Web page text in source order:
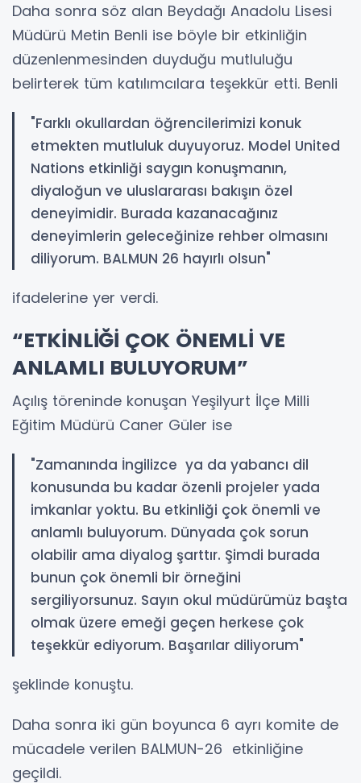
Daha sonra söz alan Beydağı Anadolu Lisesi
Müdürü Metin Benli ise böyle bir etkinliğin
düzenlenmesinden duyduğu mutluluğu
belirterek tüm katılımcılara teşekkür etti. Benli
"Farklı okullardan öğrencilerimizi konuk
etmekten mutluluk duyuyoruz. Model United
Nations etkinliği saygın konuşmanın,
diyaloğun ve uluslararası bakışın özel
deneyimidir. Burada kazanacağınız
deneyimlerin geleceğinize rehber olmasını
diliyorum. BALMUN 26 hayırlı olsun"
ifadelerine yer verdi.
“ETKİNLİĞİ ÇOK ÖNEMLİ VE
ANLAMLI BULUYORUM”
Açılış töreninde konuşan Yeşilyurt İlçe Milli
Eğitim Müdürü Caner Güler ise
"Zamanında İngilizce ya da yabancı dil
konusunda bu kadar özenli projeler yada
imkanlar yoktu. Bu etkinliği çok önemli ve
anlamlı buluyorum. Dünyada çok sorun
olabilir ama diyalog şarttır. Şimdi burada
bunun çok önemli bir örneğini
sergiliyorsunuz. Sayın okul müdürümüz başta
olmak üzere emeği geçen herkese çok
teşekkür ediyorum. Başarılar diliyorum"
şeklinde konuştu.
Daha sonra iki gün boyunca 6 ayrı komite de
mücadele verilen BALMUN-26 etkinliğine
geçildi.